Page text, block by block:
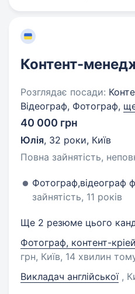
Контент-
Розглядає посади:
Відеограф, Фотограф,
40 000 грн
Юлія, 32 роки, Київ
Повна зайнятість,
Фотограф,відеограф
зайнятість, 11 років
Ще 2 резюме цього
Фотограф, контент-
грн, Київ, 14 хвилин
Викладач англійської ,